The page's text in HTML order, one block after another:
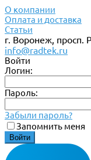
О компании
Оплата и доставка
Статьи
г. Воронеж, просп.
info@radtek.ru
Войти
Логин:
Пароль:
Забыли пароль?
Запомнить меня